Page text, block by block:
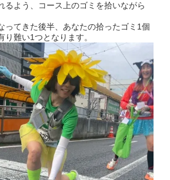
るよう、コース上のゴミを拾いながら
ってきた後半、あなたの拾ったゴミ1個
り難い1つとなります。